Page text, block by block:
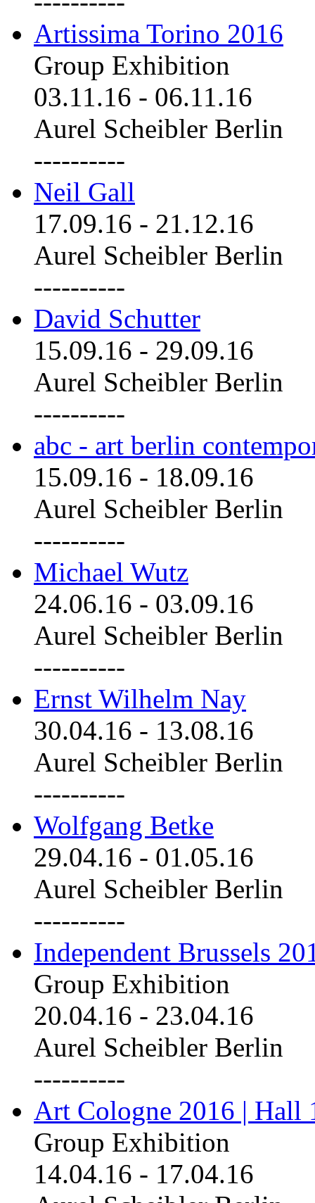
Artissima Torino 2016
Group Exhibition
03.11.16 - 06.11.16
Aurel Scheibler Berlin
----------
Neil Gall
17.09.16 - 21.12.16
Aurel Scheibler Berlin
----------
David Schutter
15.09.16 - 29.09.16
Aurel Scheibler Berlin
----------
abc - art berlin
15.09.16 - 18.09.16
Aurel Scheibler Berlin
----------
Michael Wutz
24.06.16 - 03.09.16
Aurel Scheibler Berlin
----------
Ernst Wilhelm Nay
30.04.16 - 13.08.16
Aurel Scheibler Berlin
----------
Wolfgang Betke
29.04.16 - 01.05.16
Aurel Scheibler Berlin
----------
Independent Brussels
Group Exhibition
20.04.16 - 23.04.16
Aurel Scheibler Berlin
----------
Art Cologne 2016 | Hall
Group Exhibition
14.04.16 - 17.04.16